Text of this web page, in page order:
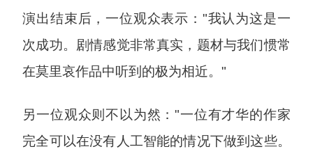
演出结束后，一位观众表示："我认为这是一
次成功。剧情感觉非常真实，题材与我们惯常
在莫里哀作品中听到的极为相近。"
另一位观众则不以为然："一位有才华的作家
完全可以在没有人工智能的情况下做到这些。